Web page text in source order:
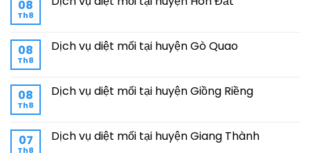
08
Th8
08
Th8
Dịch vụ diệt mối tại huyện Gò Quao
08
Th8
Dịch vụ diệt mối tại huyện Giồng Riềng
07
Th8
Dịch vụ diệt mối tại huyện Giang Thành